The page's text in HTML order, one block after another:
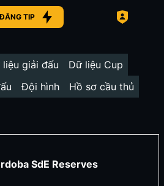
ĐĂNG TIP
liệu giải đấu
Dữ liệu Cup
Đội hình
Hồ sơ cầu thủ
SdE Reserves